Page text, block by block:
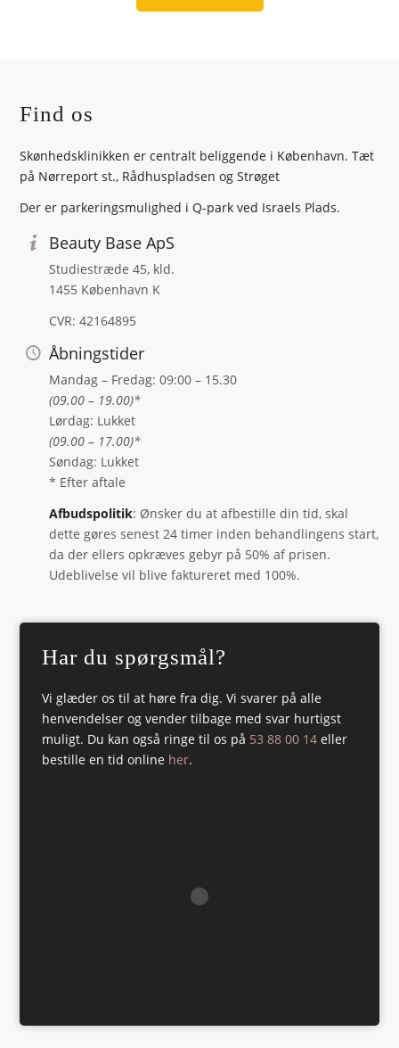
Har du spørgsmål?
Vi glæder os til at høre fra dig. Vi svarer på alle
henvendelser og vender tilbage med svar hurtigst
muligt. Du kan også ringe til os på 53 88 00 14 eller
bestille en tid online her.
Find os
Skønhedsklinikken er centralt beliggende i København. Tæt
på Nørreport st., Rådhuspladsen og Strøget
Der er parkeringsmulighed i Q-park ved Israels Plads.
Beauty Base ApS
Studiestræde 45, kld.
1455 København K
CVR: 42164895
Åbningstider
Mandag – Fredag: 09:00 – 15.30
(09.00 – 19.00)*
Lørdag: Lukket
(09.00 – 17.00)*
Søndag: Lukket
* Efter aftale
Afbudspolitik: Ønsker du at afbestille din tid, skal
dette gøres senest 24 timer inden behandlingens start,
da der ellers opkræves gebyr på 50% af prisen.
Udeblivelse vil blive faktureret med 100%.